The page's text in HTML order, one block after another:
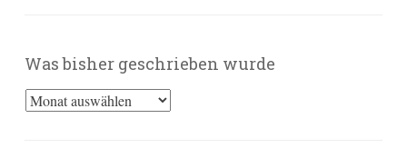
Was bisher geschrieben wurde
Was